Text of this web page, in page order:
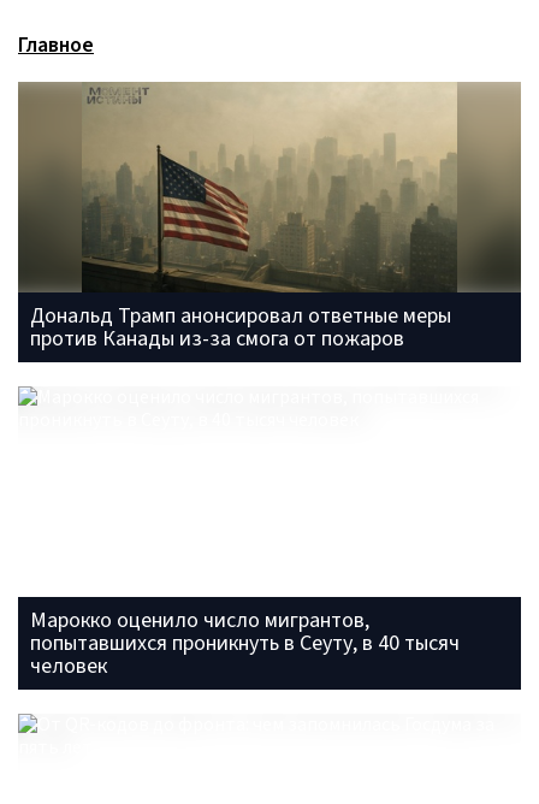
Главное
Дональд Трамп анонсировал ответные меры
против Канады из-за смога от пожаров
Марокко оценило число мигрантов,
попытавшихся проникнуть в Сеуту, в 40 тысяч
человек